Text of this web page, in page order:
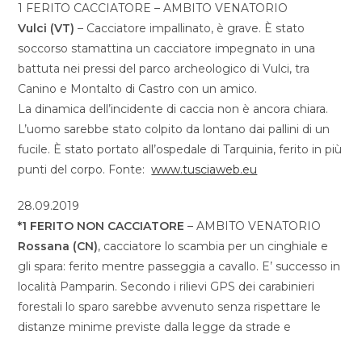
1 FERITO CACCIATORE – AMBITO VENATORIO
Vulci (VT) – Cacciatore impallinato, è grave. È stato
soccorso stamattina un cacciatore impegnato in una
battuta nei pressi del parco archeologico di Vulci, tra
Canino e Montalto di Castro con un amico.
La dinamica dell’incidente di caccia non è ancora chiara.
L’uomo sarebbe stato colpito da lontano dai pallini di un
fucile. È stato portato all’ospedale di Tarquinia, ferito in più
punti del corpo. Fonte:www.tusciaweb.eu
28.09.2019
*1 FERITO NON CACCIATORE – AMBITO VENATORIO
Rossana (CN), cacciatore lo scambia per un cinghiale e
gli spara: ferito mentre passeggia a cavallo. E’ successo in
località Pamparin. Secondo i rilievi GPS dei carabinieri
forestali lo sparo sarebbe avvenuto senza rispettare le
distanze minime previste dalla legge da strade e